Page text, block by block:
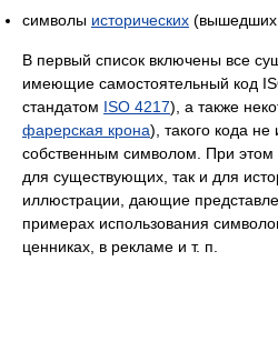
символы исторических (вышедших
В первый список включены все
имеющие самостоятельный код
стандатом ISO 4217), а также
фарерская крона), такого кода
собственным символом. При этом
для существующих, так и для
иллюстрации, дающие
примерах использования
ценниках, в рекламе и т. п.